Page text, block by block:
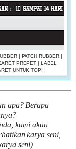
| PATCH RUBBER |
PREPET | LABEL
UNTUK TOPI
apa? Berapa
kami akan
karya seni,
seni)